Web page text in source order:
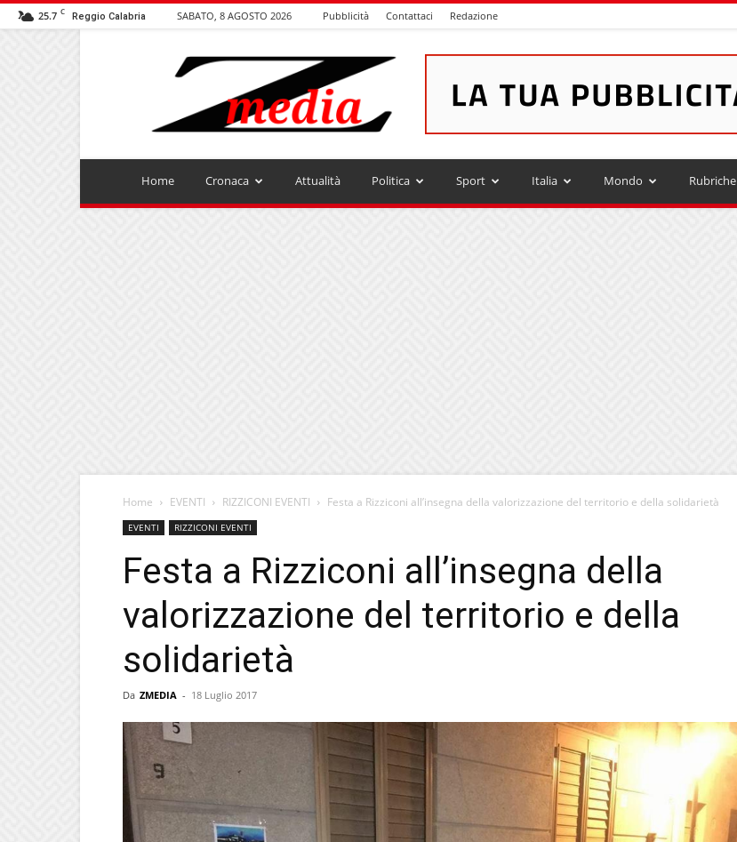
25.7 C Reggio Calabria SABATO, 8 AGOSTO 2026 Pubblicità Contattaci Redazione
ZMEDIA
Home Cronaca Attualità Politica Sport Italia Mondo Rubriche
Home EVENTI RIZZICONI EVENTI Festa a Rizziconi all’insegna della valorizzazione del territorio e della solidarietà
EVENTI RIZZICONI EVENTI
Festa a Rizziconi all’insegna della
valorizzazione del territorio e della
solidarietà
Da ZMEDIA - 18 Luglio 2017